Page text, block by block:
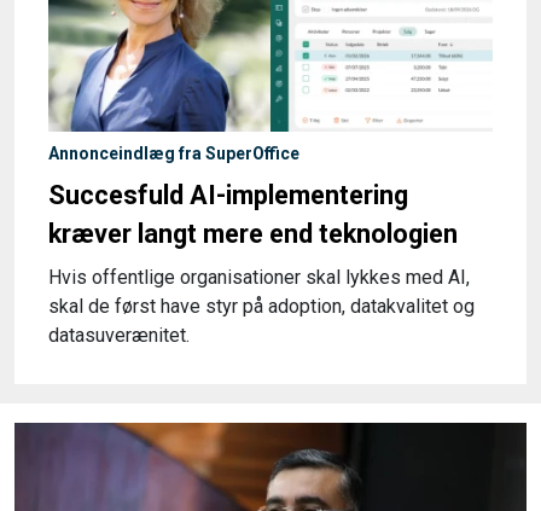
Annonceindlæg fra SuperOffice
Succesfuld AI-implementering
kræver langt mere end teknologien
Hvis offentlige organisationer skal lykkes med AI,
skal de først have styr på adoption, datakvalitet og
datasuverænitet.